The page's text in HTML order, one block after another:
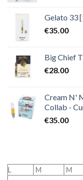
Gelato 33
€35.00
Big Chief
€28.00
Cream N'
Collab -
€35.00
L M M